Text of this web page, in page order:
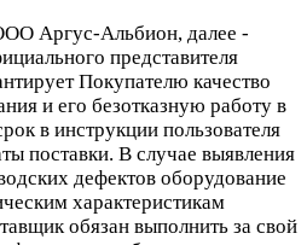
Аргус-Альбион, далее -
представителя
Покупателю качество
и его безотказную работу в
в инструкции пользователя
поставки. В случае выявления
дефектов оборудование
характеристикам
обязан выполнить за свой